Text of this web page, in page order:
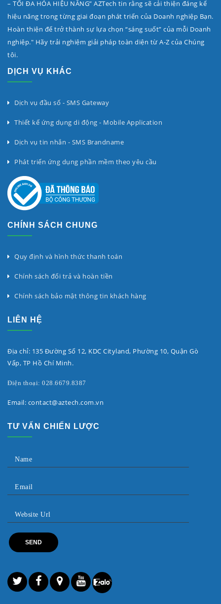
– TỐI ĐA HÓA HIỆU NĂNG” AZTech tin rằng sẽ cải thiện đáng kể
hiệu năng trong từng giai đoạn phát triển của Doanh nghiệp Bạn.
Hoàn thiện để trở thành sự lựa chọn “sáng suốt” của mỗi Doanh
nghiệp." Hãy trải nghiệm giải pháp toàn diện từ A-Z của Chúng
tôi.
DỊCH VỤ KHÁC
Dịch vụ đầu số - SMS Gateway
Thiết kế ứng dụng di động - Mobile Application
Dịch vụ tin nhắn - SMS Brandname
Phát triển ứng dụng phần mềm theo yêu cầu
CHÍNH SÁCH CHUNG
Quy định và hình thức thanh toán
Chính sách đổi trả và hoàn tiền
Chính sách bảo mật thông tin khách hàng
LIÊN HỆ
Địa chỉ: 135 Đường Số 12, KDC Cityland, Phường 10, Quận Gò
Vấp, TP Hồ Chí Minh.
Điện thoại: 028.6679.8387
Email: contact@aztech.com.vn
TƯ VẤN CHIẾN LƯỢC